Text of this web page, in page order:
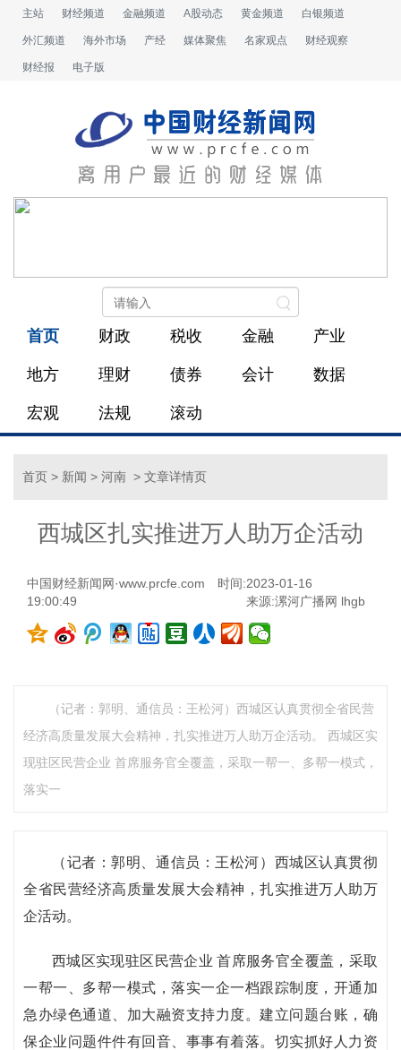
主站 财经频道 金融频道 A股动态 黄金频道 白银频道
外汇频道 海外市场 产经 媒体聚焦 名家观点 财经观察
财经报 电子版
首页 财政 税收 金融 产业
地方 理财 债券 会计 数据
宏观 法规 滚动
首页 > 新闻 > 河南 > 文章详情页
西城区扎实推进万人助万企活动
中国财经新闻网·www.prcfe.com
时间:2023-01-16
19:00:49
来源:漯河广播网 lhgb
（记者：郭明、通信员：王松河）西城区认真贯彻全省民营
经济高质量发展大会精神，扎实推进万人助万企活动。 西城区实
现驻区民营企业 首席服务官全覆盖，采取一帮一、多帮一模式，
落实一
（记者：郭明、通信员：王松河）西城区认真贯彻
全省民营经济高质量发展大会精神，扎实推进万人助万
企活动。
西城区实现驻区民营企业 首席服务官全覆盖，采取
一帮一、多帮一模式，落实一企一档跟踪制度，开通加
急办绿色通道、加大融资支持力度。建立问题台账，确
保企业问题件件有回音、事事有着落。切实抓好人力资